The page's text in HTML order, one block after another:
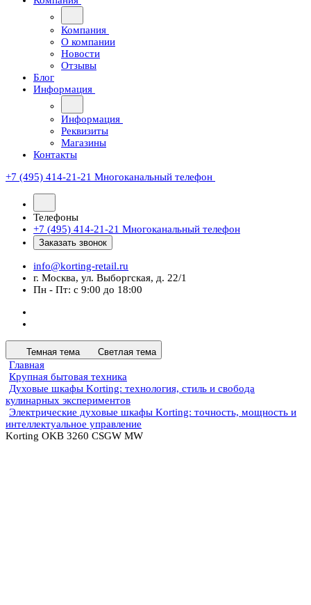
Компания
О компании
Новости
Отзывы
Блог
Информация
Информация
Реквизиты
Магазины
Контакты
+7 (495) 414-21-21 Многоканальный телефон
Телефоны
+7 (495) 414-21-21 Многоканальный телефон
Заказать звонок
info@korting-retail.ru
г. Москва, ул. Выборгская, д. 22/1
Пн - Пт: с 9:00 до 18:00
Темная тема Светлая тема
Главная
Крупная бытовая техника
Духовые шкафы Korting: технология, стиль и свобода
кулинарных экспериментов
Электрические духовые шкафы Korting: точность, мощность и
интеллектуальное управление
Korting OKB 3260 CSGW MW